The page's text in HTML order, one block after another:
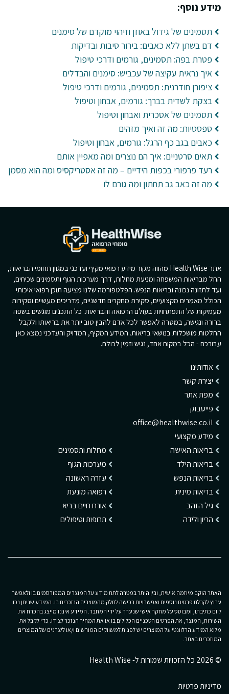
מידע נוסף:
תסמינים של גידול באוזן וזיהוי מוקדם של סימנים
דם בשתן ללא כאבים: בירור סיבות ובדיקות
פטרת בפה: תסמינים, גורמים ודרכי טיפול
איך נראית עקיצה של עכביש: סימנים והבדלים
ציפורן חודרנית: תסמינים, גורמים ודרכי טיפול
בצקת לשדית בברך: גורמים, אבחון וטיפול
תסמינים של אסכרית ואבחון וטיפול
ספסטיות: מה זה ואיך מזהים
כאבים בגב כף הרגל: גורמים, אבחון וטיפול
תאים סרטניים: איך הם נוצרים ומה מאפיין אותם
רעד פרפורי בכפות הידיים – מה זה אסטריקסיס ומה הוא מסמן
מה זה כאב גב תחתון ומה גורם לו
אתר Health Wise מהווה מקור מידע רפואי מקיף ועדכני במגוון תחומי הבריאות,
החל מבריאות המשפחה ומניעת מחלות, דרך מערכות הגוף ותסמינים שכיחים,
ועד לתזונה נכונה ובריאות הנפש. הפלטפורמה שלנו מציעה תוכן רפואי איכותי
הכולל מאמרים מקצועיים, סקירת מחקרים חדשניים, מדריכים מעשיים וסקירות
מעמיקות של התפתחויות בעולם הרפואה והבריאות. כל התכנים מוגשים בשפה
ברורה ונגישה, במטרה לאפשר לכל אדם להבין טוב יותר את בריאותו ולקבל
החלטות מושכלות בנושאי בריאות. המידע המקיף, המדויק והעדכני נמצא כאן
עבורכם - הכל במקום אחד, נגיש וזמין לכולם.
אודותינו
יצירת קשר
מפת אתר
פייסבוק
office@healthwise.co.il
מידע מקצועי
בריאות האישה
בריאות הילד
בריאות הנפש
בריאות מינית
גיל הזהב
הריון ולידה
מחלות ותסמינים
מערכות הגוף
עזרה ראשונה
רפואה מונעת
אורח חיים בריא
תרופות וטיפולים
האתר הוקם מיוזמה אישית, ובין היתר במטרה לתת מידע על המוצרים המפורסמים בו ולאפשר
ערוץ לקבלת פרטים נוספים ואפשרויות רכישה לחלק מהמוצרים הנזכרים בו. המידע שניתן נכון
ליום כתיבתו, ומבוסס על מחקר אישי שנערך על ידי המחבר. המידע איננו מייצג בהכרח את
השירות, המוצר, את הפרטים הטכניים הכלולים בו או את המחיר הנזכר לצידו. כדי לקבל את
מלוא המידע הרלוונטי על המוצרים יש לפנות למשווקים המורשים ו/או ליצרנים של המוצרים
המוזכרים באתר.
© 2026 כל הזכויות שמורות ל- Health Wise
מדיניות פרטיות